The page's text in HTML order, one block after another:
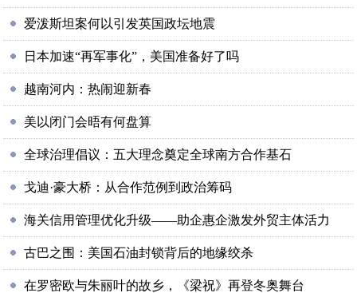
爱泼斯坦案何以引发英国政坛地震
日本加速“再军事化”，美国准备好了吗
越南河内：热闹迎新春
美以闭门会晤有何盘算
全球治理倡议：五大理念奠定全球南方合作基石
戈迪·豪大桥：从合作范例到政治筹码
海关信用管理优化升级——助企惠企激发外贸主体活力
古巴之围：美国石油封锁背后的地缘绞杀
在罗密欧与朱丽叶的故乡，《梁祝》再登冬奥舞台